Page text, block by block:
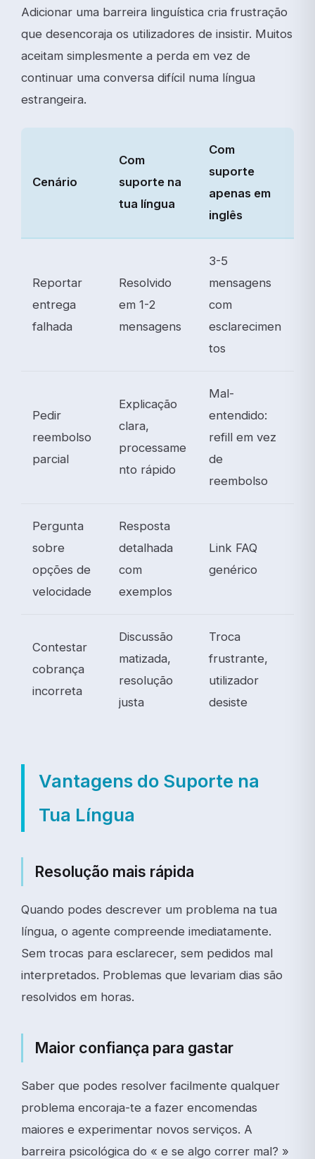
Adicionar uma barreira linguística cria frustração
que desencoraja os utilizadores de insistir. Muitos
aceitam simplesmente a perda em vez de
continuar uma conversa difícil numa língua
estrangeira.
Cenário
Com
suporte na
tua língua
Com
suporte
apenas em
inglês
Reportar
entrega
falhada
Resolvido
em 1-2
mensagens
3-5
mensagens
com
esclarecimen
tos
Pedir
reembolso
parcial
Explicação
clara,
processame
nto rápido
Mal-
entendido:
refill em vez
de
reembolso
Pergunta
sobre
opções de
velocidade
Resposta
detalhada
com
exemplos
Link FAQ
genérico
Contestar
cobrança
incorreta
Discussão
matizada,
resolução
justa
Troca
frustrante,
utilizador
desiste
Vantagens do Suporte na
Tua Língua
Resolução mais rápida
Quando podes descrever um problema na tua
língua, o agente compreende imediatamente.
Sem trocas para esclarecer, sem pedidos mal
interpretados. Problemas que levariam dias são
resolvidos em horas.
Maior confiança para gastar
Saber que podes resolver facilmente qualquer
problema encoraja-te a fazer encomendas
maiores e experimentar novos serviços. A
barreira psicológica do « e se algo correr mal? »